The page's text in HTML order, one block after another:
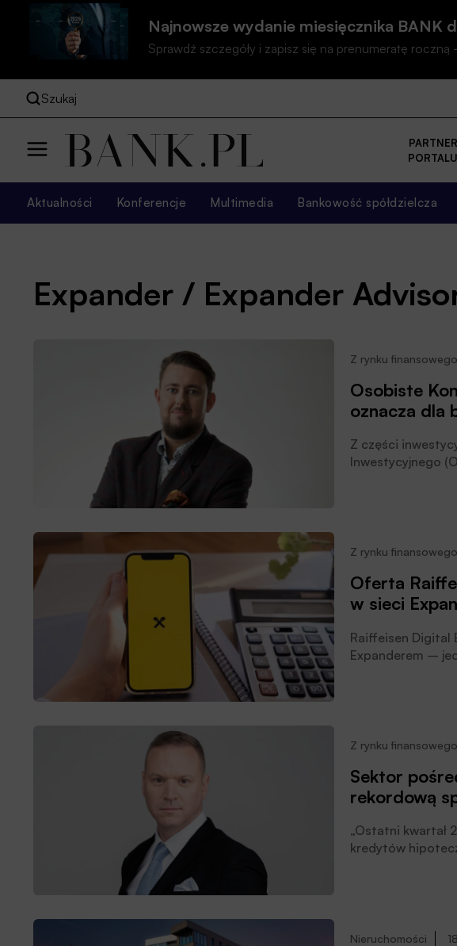
Najnowsze wydanie miesięcznika BANK
Sprawdź szczegóły i zapisz się na prenumeratę roczną
Szukaj
PARTNER
PORTALU
Aktualności Konferencje Multimedia Bankowość spółdzielcza
Expander / Expander
Z rynku finansowego
Osobiste
oznacza dla
Z części
Inwestycyjnego
Expandera.
Z rynku finansowego
Oferta
w sieci
Raiffeisen Digital
Expanderem –
Z rynku finansowego
Sektor
rekordową
2024 roku
„Ostatni kwartał
kredytów
pośrednicy
Nieruchomości